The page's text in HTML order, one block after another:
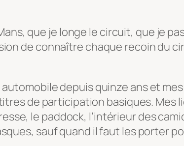
que je longe le circuit, que je
de connaître chaque recoin du
depuis quinze ans et
de participation basiques. Mes
le paddock, l’intérieur des
sauf quand il faut les porter